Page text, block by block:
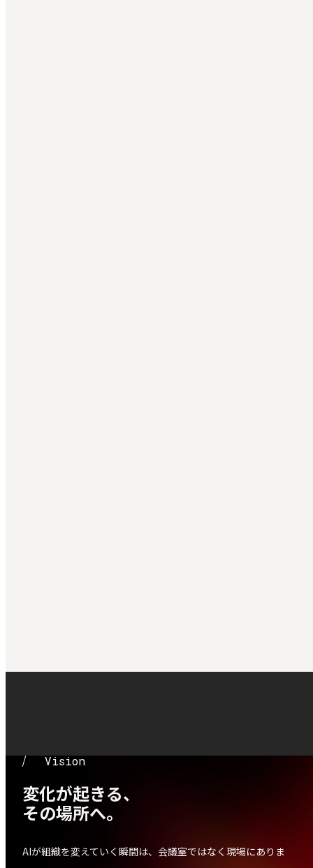
Vision
Vision
変化が起きる、
その場所へ。
AIが組織を変えていく瞬間は、会議室ではなく現場にありま